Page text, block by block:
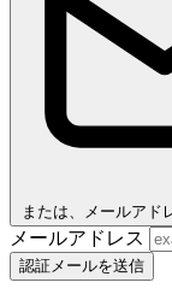
または、メールアド
メールアドレス
認証メールを送信